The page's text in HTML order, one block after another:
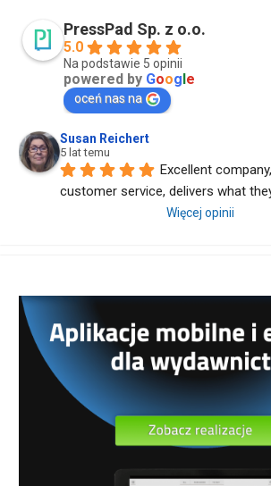
PressPad Sp. z o.o.
5.0
Na podstawie 5 opinii
powered by Google
oceń nas na
Susan Reichert
5 lat temu
Excellent
customer service, delivers what
Więcej opinii